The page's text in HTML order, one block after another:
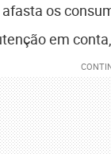
os
em